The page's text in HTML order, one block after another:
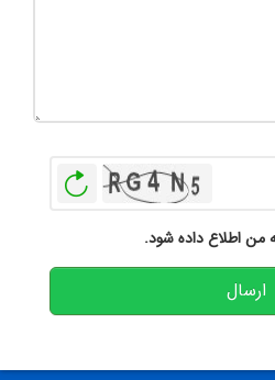
من اطلاع داده شود.
ارسال